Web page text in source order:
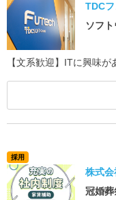
TDC
ソフ
【文系歓迎】ITに興味が
採用
株式
冠婚葬